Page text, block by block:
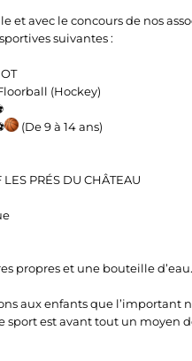
et avec le concours de nos
suivantes :
(Hockey)
(De 9 à 14 ans)
PRÉS DU CHÂTEAU
propres et une bouteille d’eau.
aux enfants que l’important
sport est avant tout un moyen